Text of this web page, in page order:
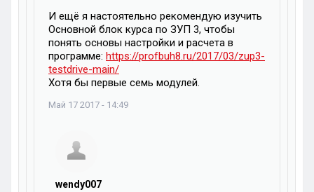
И ещё я настоятельно рекомендую изучить
Основной блок курса по ЗУП 3, чтобы
понять основы настройки и расчета в
программе: https://profbuh8.ru/2017/03/zup3-
testdrive-main/
Хотя бы первые семь модулей.
Май 17 2017 - 14:49
wendy007